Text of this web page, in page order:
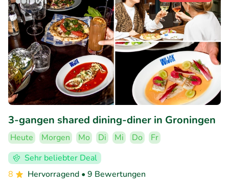
3-gangen shared dining-diner in Groningen
Heute Morgen Mo Di Mi Do
Fr
Sehr beliebter Deal
8
Hervorragend • 9 Bewertungen